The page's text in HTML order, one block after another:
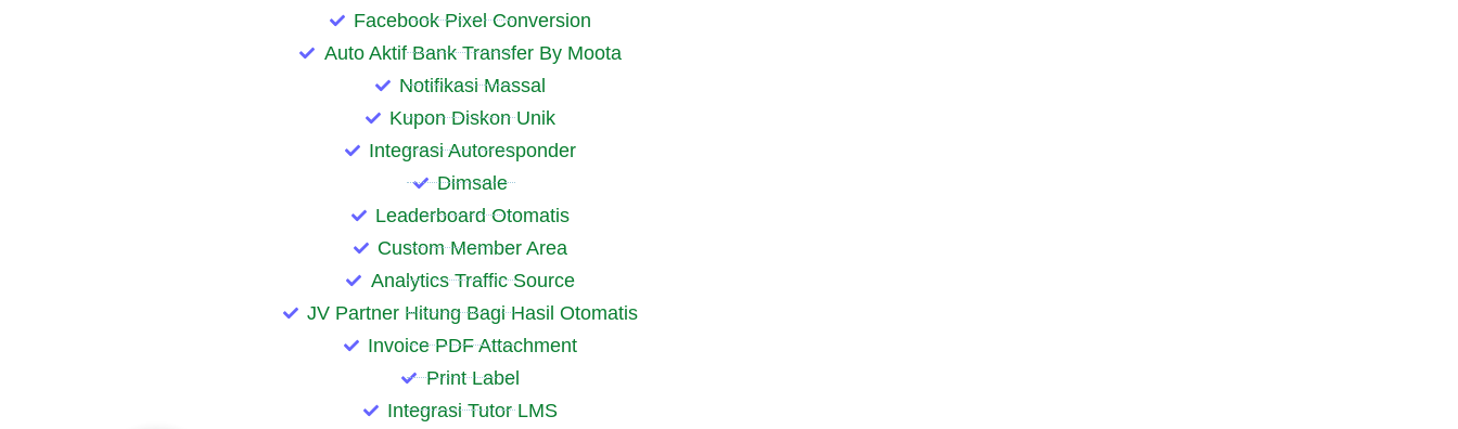
Facebook Pixel Conversion
Auto Aktif Bank Transfer By Moota
Notifikasi Massal
Kupon Diskon Unik
Integrasi Autoresponder
Dimsale
Leaderboard Otomatis
Custom Member Area
Analytics Traffic Source
JV Partner Hitung Bagi Hasil Otomatis
Invoice PDF Attachment
Print Label
Integrasi Tutor LMS